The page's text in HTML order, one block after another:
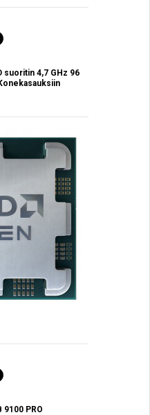
suoritin 4,7 GHz 96
9100 PRO